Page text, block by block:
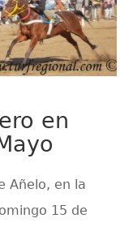
en
Añelo, en la
15 de